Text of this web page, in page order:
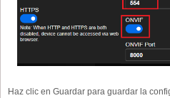
Haz clic en Guardar para guardar la